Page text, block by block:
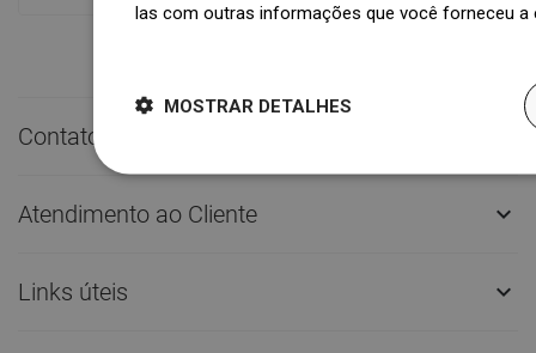
Contato rápido
Atendimento ao Cliente 
Links úteis 
las com outras informações que você forneceu
MOSTRAR DETALHES